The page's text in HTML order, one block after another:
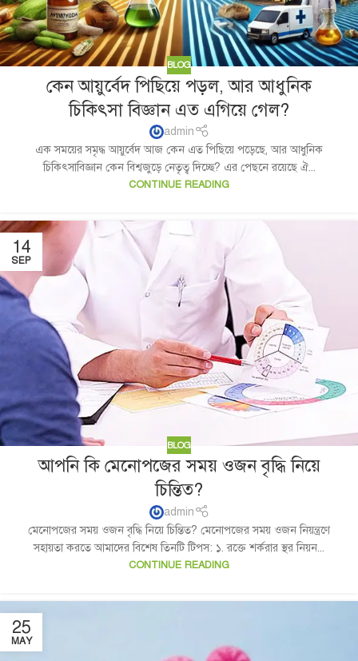
BLOG
কেন আয়ুর্বেদ পিছিয়ে পড়ল, আর আধুনিক
চিকিৎসা বিজ্ঞান এত এগিয়ে গেল?
admin
এক সময়ের সমৃদ্ধ আয়ুর্বেদ আজ কেন এত পিছিয়ে পড়েছে, আর আধুনিক
চিকিৎসাবিজ্ঞান কেন বিশ্বজুড়ে নেতৃত্ব দিচ্ছে? এর পেছনে রয়েছে ঐ...
CONTINUE READING
14
SEP
BLOG
আপনি কি মেনোপজের সময় ওজন বৃদ্ধি নিয়ে
চিন্তিত?
admin
মেনোপজের সময় ওজন বৃদ্ধি নিয়ে চিন্তিত? মেনোপজের সময় ওজন নিয়ন্ত্রণে
সহায়তা করতে আমাদের বিশেষ তিনটি টিপস: ১. রক্তে শর্করার স্থর নিয়ন...
CONTINUE READING
25
MAY